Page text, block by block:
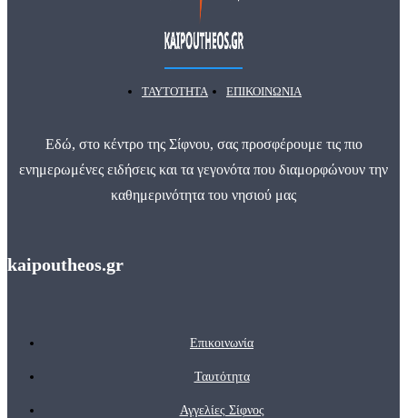
ΤΑΥΤΌΤΗΤΑ ΕΠΙΚΟΙΝΩΝΊΑ
Εδώ, στο κέντρο της Σίφνου, σας προσφέρουμε τις πιο
ενημερωμένες ειδήσεις και τα γεγονότα που διαμορφώνουν την
καθημερινότητα του νησιού μας
kaipoutheos.gr
Επικοινωνία
Ταυτότητα
Αγγελίες Σίφνος